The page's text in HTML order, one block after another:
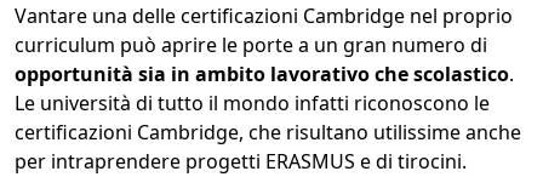
Vantare una delle certificazioni Cambridge nel proprio
curriculum può aprire le porte a un gran numero di
opportunità sia in ambito lavorativo che scolastico.
Le università di tutto il mondo infatti riconoscono le
certificazioni Cambridge, che risultano utilissime anche
per intraprendere progetti ERASMUS e di tirocini.